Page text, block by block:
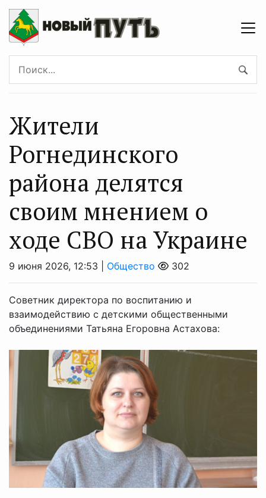
Жители
Рогнединского
района делятся
своим мнением о
ходе СВО на Украине
9 июня 2026, 12:53 | Общество 302
Советник директора по воспитанию и
взаимодействию с детскими общественными
объединениями Татьяна Егоровна Астахова: